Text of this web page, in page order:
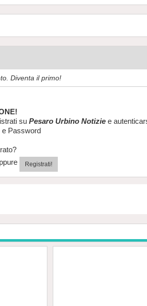
Diventa il primo!
su Pesaro Urbino Notizie e
e Password
Registrati!